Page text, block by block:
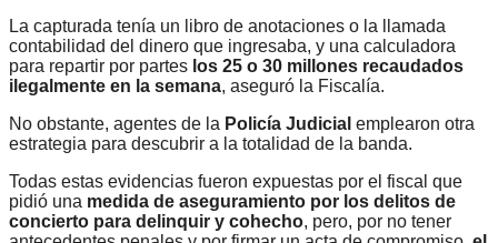
La capturada tenía un libro de anotaciones o la llamada
contabilidad del dinero que ingresaba, y una calculadora
para repartir por partes los 25 o 30 millones recaudados
ilegalmente en la semana, aseguró la Fiscalía.
No obstante, agentes de la Policía Judicial emplearon otra
estrategia para descubrir a la totalidad de la banda.
Todas estas evidencias fueron expuestas por el fiscal que
pidió una medida de aseguramiento por los delitos de
concierto para delinquir y cohecho, pero, por no tener